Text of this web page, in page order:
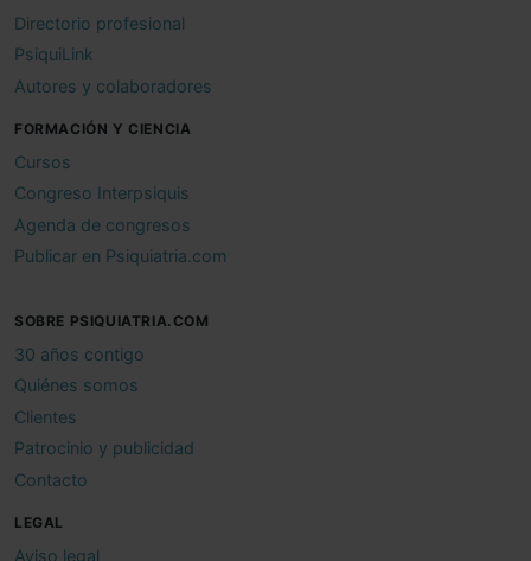
Directorio profesional
PsiquiLink
Autores y colaboradores
FORMACIÓN Y CIENCIA
Cursos
Congreso Interpsiquis
Agenda de congresos
Publicar en Psiquiatria.com
SOBRE PSIQUIATRIA.COM
30 años contigo
Quiénes somos
Clientes
Patrocinio y publicidad
Contacto
LEGAL
Aviso legal